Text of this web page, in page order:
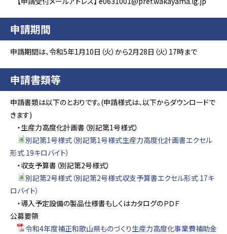
申請期間
申請期間は、令和5年1月10日（火）から2月28日（火）17時まで
申請書類等
申請書類は以下のとおりです。(申請様式は、以下からダウンロードで
きます)
・生産力高度化計画書（別記第1号様式）
別記第1号様式（別記第1号様式生産力高度化計画書エクセル
形式 19キロバイト）
・収支予算書（別記第2号様式）
別記第2号様式（別記第2号様式収支予算書エクセル形式 17キ
ロバイト）
・導入予定設備の製品仕様書もしくはカタログのＰＤＦ
公募要領
令和4年度補正和歌山県ものづくり生産力高度化事業費補助金